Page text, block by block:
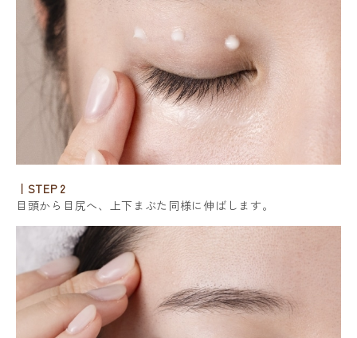
｜STEP 2
目頭から目尻へ、上下まぶた同様に伸ばします。